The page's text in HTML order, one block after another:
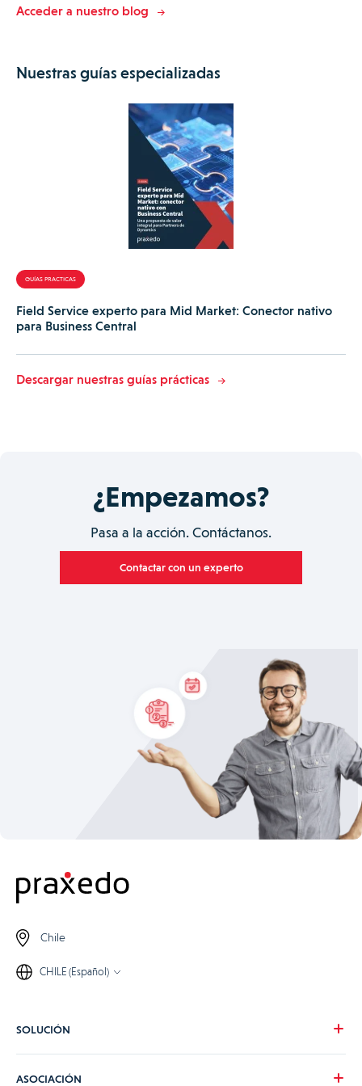
Acceder a nuestro blog
Nuestras guías especializadas
GUÍAS PRACTICAS
Field Service experto para Mid Market: Conector nativo
para Business Central
Descargar nuestras guías prácticas
¿Empezamos?
Pasa a la acción. Contáctanos.
Contactar con un experto
Chile
CHILE (Español)
SOLUCIÓN
ASOCIACIÓN